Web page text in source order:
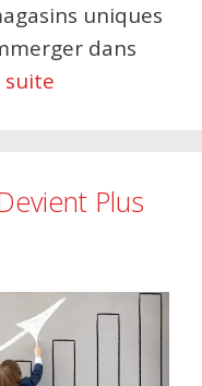
uniques
dans
suite
Plus